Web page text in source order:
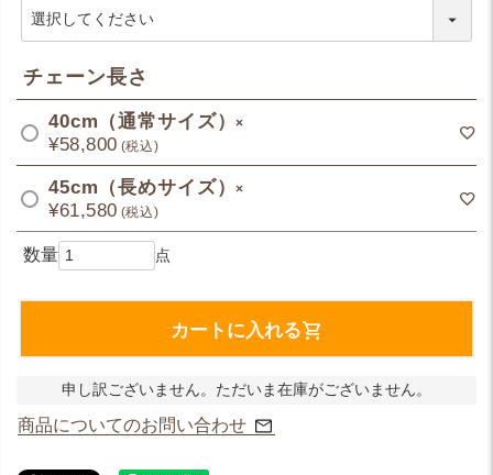
チェーン長さ
40cm（通常サイズ）×
¥58,800 税込
45cm（長めサイズ）×
¥61,580 税込
カートに入れる
申し訳ございません。ただいま在庫がございません。
商品についてのお問い合わせ